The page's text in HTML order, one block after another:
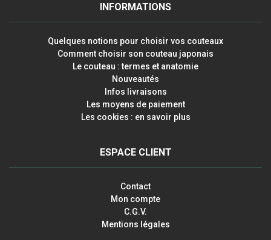
INFORMATIONS
Quelques notions pour choisir vos couteaux
Comment choisir son couteau japonais
Le couteau : termes et anatomie
Nouveautés
Infos livraisons
Les moyens de paiement
Les cookies : en savoir plus
ESPACE CLIENT
Contact
Mon compte
C.G.V.
Mentions légales